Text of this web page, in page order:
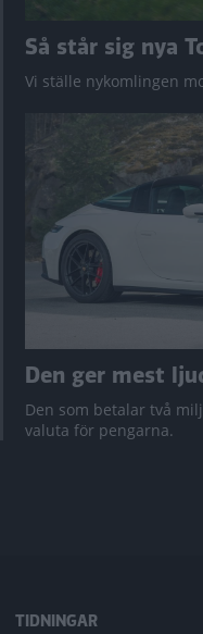
Så står sig nya
Vi ställe nykomlingen
Den ger mest
Den som betalar två
valuta för pengarna.
TIDNINGAR